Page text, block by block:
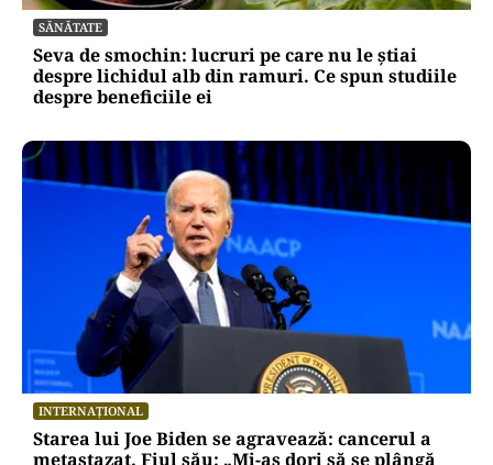
SĂNĂTATE
Seva de smochin: lucruri pe care nu le știai
despre lichidul alb din ramuri. Ce spun studiile
despre beneficiile ei
INTERNAȚIONAL
Starea lui Joe Biden se agravează: cancerul a
metastazat. Fiul său: „Mi-aș dori să se plângă